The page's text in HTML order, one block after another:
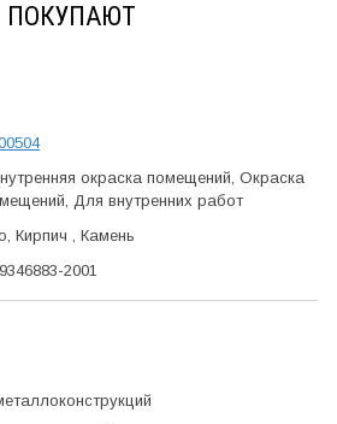
ПОКУПАЮТ
окраска помещений, Окраска
Для внутренних работ
Кирпич , Камень
2001